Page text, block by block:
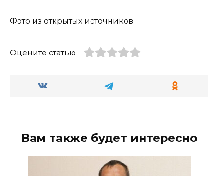
Фото из открытых источников
Оцените статью
Вам также будет интересно